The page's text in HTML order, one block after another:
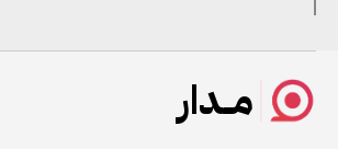
مــدار